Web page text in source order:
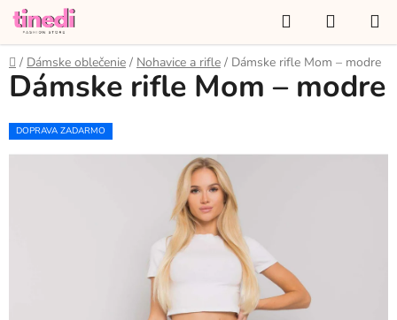
Prejsť
obsah
Hľadať
KOŠÍK
Domov
/ Dámske oblečenie / Nohavice a rifle / Dámske rifle Mom – modre
Dámske rifle Mom – modre
DOPRAVA ZADARMO